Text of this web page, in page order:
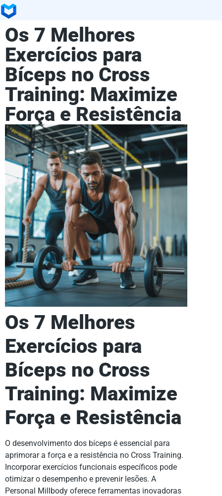
Os 7 Melhores
Exercícios para
Bíceps no Cross
Training: Maximize
Força e Resistência
Os 7 Melhores
Exercícios para
Bíceps no Cross
Training: Maximize
Força e Resistência
O desenvolvimento dos bíceps é essencial para
aprimorar a força e a resistência no Cross Training.
Incorporar exercícios funcionais específicos pode
otimizar o desempenho e prevenir lesões. A
Personal Millbody oferece ferramentas inovadoras